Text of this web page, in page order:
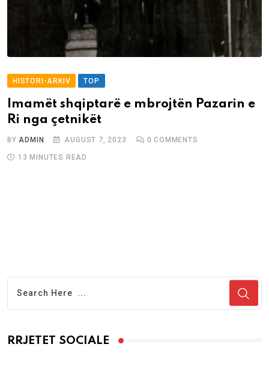
HISTORI-ARKIV TOP
Imamët shqiptarë e mbrojtën Pazarin e
Ri nga çetnikët
BY ADMIN AUGUST 7, 2023 0 COMMENTS
13 MINUTES READ
RRJETET SOCIALE